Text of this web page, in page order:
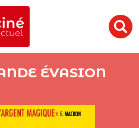
ÉVASION